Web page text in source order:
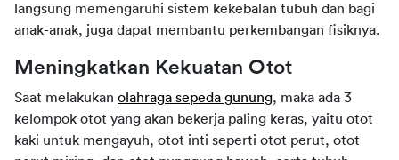
langsung memengaruhi sistem kekebalan tubuh dan bagi
anak-anak, juga dapat membantu perkembangan fisiknya.
Meningkatkan Kekuatan Otot
Saat melakukan olahraga sepeda gunung, maka ada 3
kelompok otot yang akan bekerja paling keras, yaitu otot
kaki untuk mengayuh, otot inti seperti otot perut, otot